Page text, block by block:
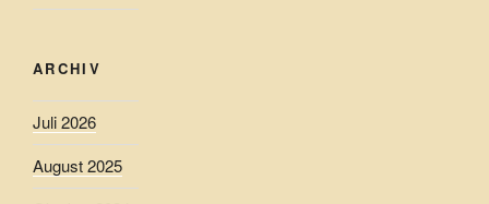
ARCHIV
Juli 2026
August 2025